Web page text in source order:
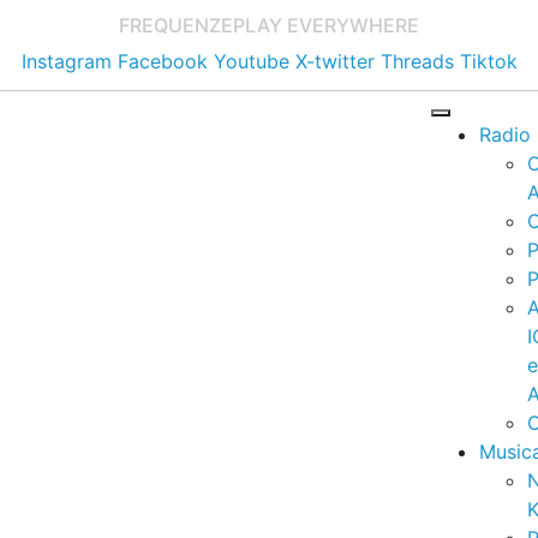
FREQUENZEPLAY EVERYWHERE
Instagram Facebook Youtube X-twitter Threads Tiktok
Radio
e